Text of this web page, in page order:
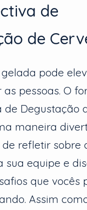
de
de
pode
pessoas. O
de Degustação
maneira
refletir sobre
sua equipe e
que vocês
Assim